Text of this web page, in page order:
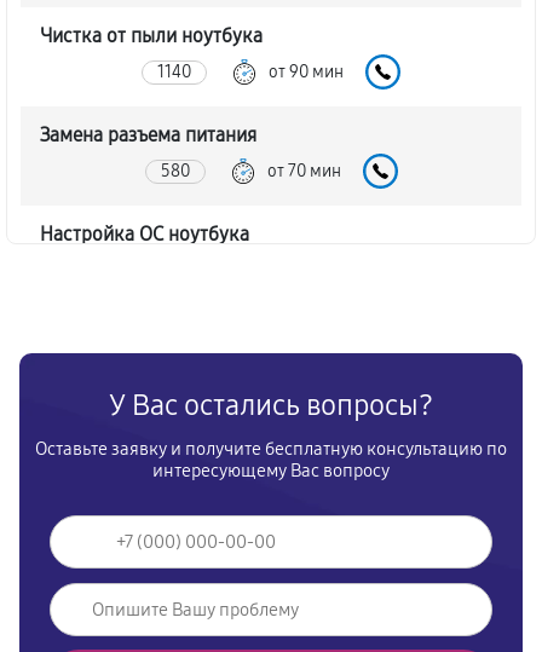
Чистка от пыли ноутбука
1140 от 90 мин
Замена разъема питания
580 от 70 мин
Настройка ОС ноутбука
810 от 80 мин
Ремонт вебкамеры ноутбука
860 от 80 мин
Установка драйверов Windows
У Вас остались вопросы?
Оставьте заявку и получите бесплатную консультацию по
интересующему Вас вопросу